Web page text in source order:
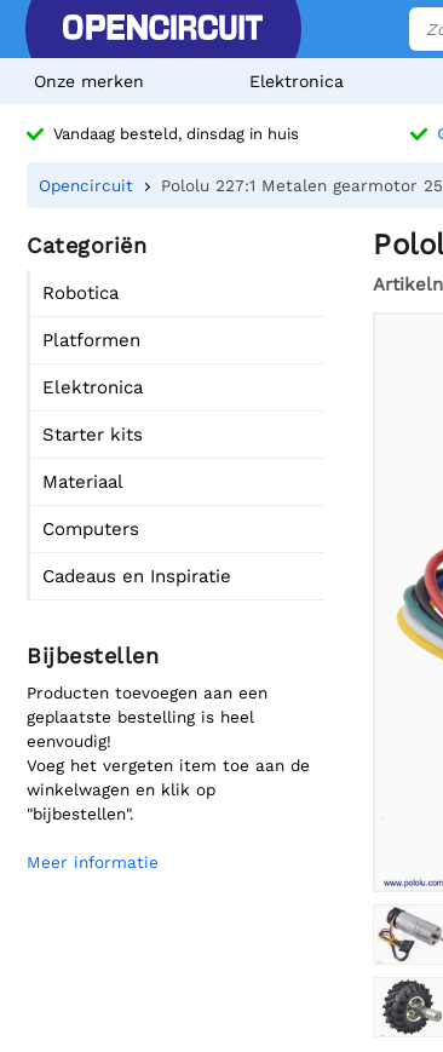
Onze merken Elektronica
Vandaag besteld, dinsdag in huis
Opencircuit Pololu 227:1 Metalen gearmotor
Categoriën
Robotica
Platformen
Elektronica
Starter kits
Materiaal
Computers
Cadeaus en Inspiratie
Bijbestellen
Producten toevoegen aan een
geplaatste bestelling is heel
eenvoudig!
Voeg het vergeten item toe aan de
winkelwagen en klik op
"bijbestellen".
Meer informatie